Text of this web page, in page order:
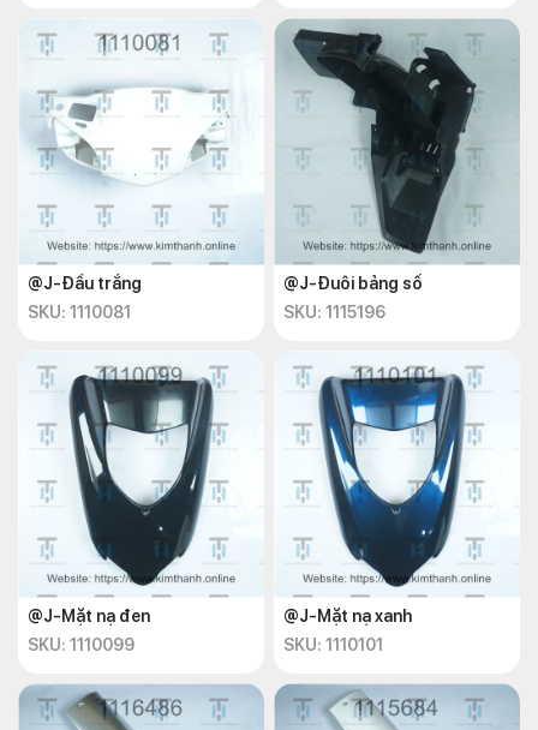
@J-Đầu trắng
SKU: 1110081
@J-Đuôi bảng số
SKU: 1115196
@J-Mặt nạ đen
SKU: 1110099
@J-Mặt nạ xanh
SKU: 1110101